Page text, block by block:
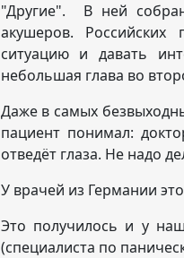
"Другие". В ней
акушеров. Российских
ситуацию и давать
небольшая глава во
Даже в самых
пациент понимал:
отведёт глаза. Не надо
У врачей из Германии
Это получилось и у
(специалиста по